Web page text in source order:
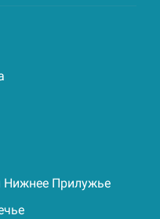
Нижнее Прилужье